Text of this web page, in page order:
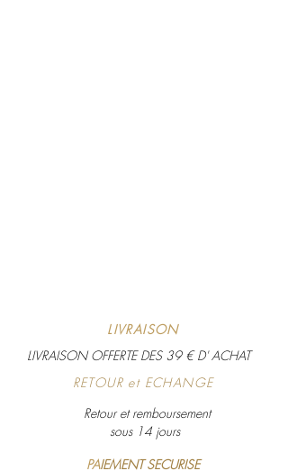
LIVRAISON
LIVRAISON OFFERTE DES 39 € D' ACHAT
RETOUR et ECHANGE
Retour et remboursement
sous 14 jours
PAIEMENT SECURISE